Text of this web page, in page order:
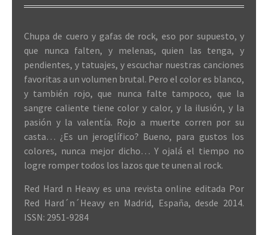
Chupa de cuero y gafas de rock, eso por supuesto, y
que nunca falten, y melenas, quien las tenga, y
pendientes, y tatuajes, y escuchar nuestras canciones
favoritas a un volumen brutal. Pero el color es blanco,
y también rojo, que nunca falte tampoco, que la
sangre caliente tiene color y calor, y la ilusión, y la
pasión y la valentía. Rojo a muerte corren por su
casta… ¿Es un jeroglífico? Bueno, para gustos los
colores, nunca mejor dicho… Y ojalá el tiempo no
logre romper todos los lazos que te unen al rock.
Red Hard n Heavy es una revista online editada Por
Red Hard´n´Heavy en Madrid, España, desde 2014.
ISSN: 2951-9284